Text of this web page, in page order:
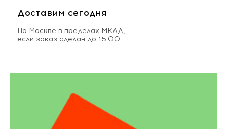
Доставим сегодня
По Москве в пределах МКАД,
если заказ сделан до 15.00